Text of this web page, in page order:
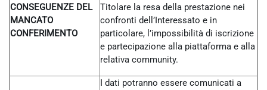
CONSEGUENZE DEL
MANCATO
CONFERIMENTO
Titolare la resa della prestazione nei
confronti dell’Interessato e in
particolare, l’impossibilità di iscrizione
e partecipazione alla piattaforma e alla
relativa community.
I dati potranno essere comunicati a